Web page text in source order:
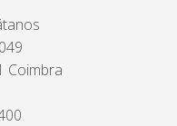
Coimbra